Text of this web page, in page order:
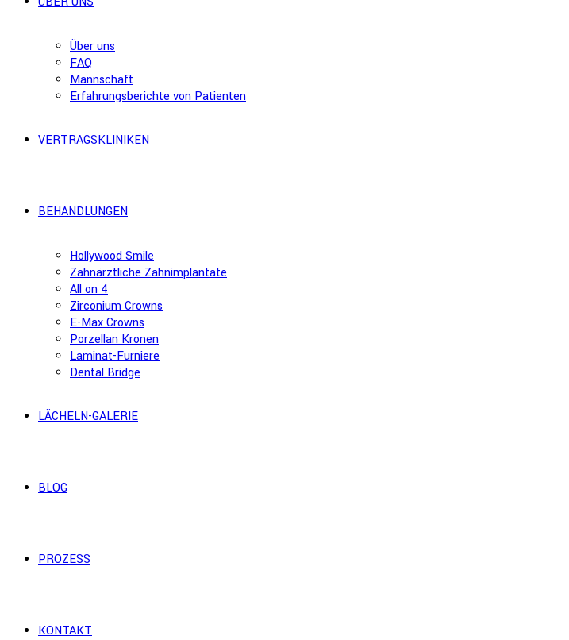
Über uns
FAQ
Mannschaft
Erfahrungsberichte von Patienten
VERTRAGSKLINIKEN
BEHANDLUNGEN
Hollywood Smile
Zahnärztliche Zahnimplantate
All on 4
Zirconium Crowns
E-Max Crowns
Porzellan Kronen
Laminat-Furniere
Dental Bridge
LÄCHELN-GALERIE
BLOG
PROZESS
KONTAKT